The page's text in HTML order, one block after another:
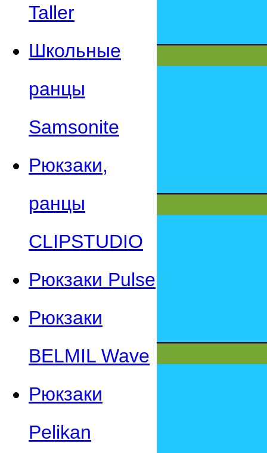
Taller
Школьные
ранцы
Samsonite
Рюкзаки,
ранцы
CLIPSTUDIO
Рюкзаки Pulse
Рюкзаки
BELMIL Wave
Рюкзаки
Pelikan